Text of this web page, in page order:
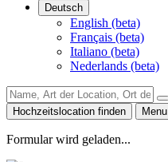
Deutsch
English (beta)
Français (beta)
Italiano (beta)
Nederlands (beta)
Hochzeitslocation finden
Menu
Formular wird geladen...